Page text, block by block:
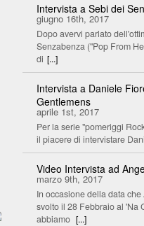
Intervista a Sebi dei
giugno 16th, 2017
Dopo avervi parlato
Senzabenza ("Pop From
di [...]
Intervista a Daniele
Gentlemens
aprile 1st, 2017
Per la serie "pomeriggi
il piacere di intervistare
Video Intervista ad
marzo 9th, 2017
In occasione della data
svolto il 28 Febbraio al 'Na
abbiamo [...]